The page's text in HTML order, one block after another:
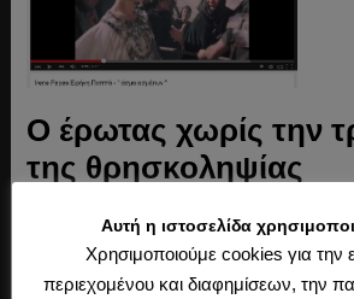
Ο έρωτας χωρίς την
της θρησκοληψίας
Λογοτεχνία ,Μουσική,Πολιτισμός
Το Άσμα Ασμάτων αποτελείται από έξι
Αυτή η ιστοσελίδα
Χρησιμοποιούμε cookies για την
περιεχομένου και διαφημίσεων, την